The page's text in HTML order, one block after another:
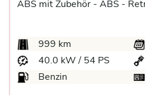
ABS mit Zubehör - ABS -
999 km
40.0 kW / 54 PS
Benzin